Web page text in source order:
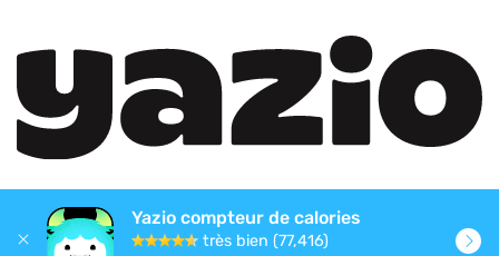
Yazio compteur de calories
très bien (77,416)